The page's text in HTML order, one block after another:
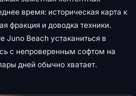
время: историческая карта к
фракция и доводка техники.
Juno Beach устаканиться в
с непроверенным софтом на
дней обычно хватает.